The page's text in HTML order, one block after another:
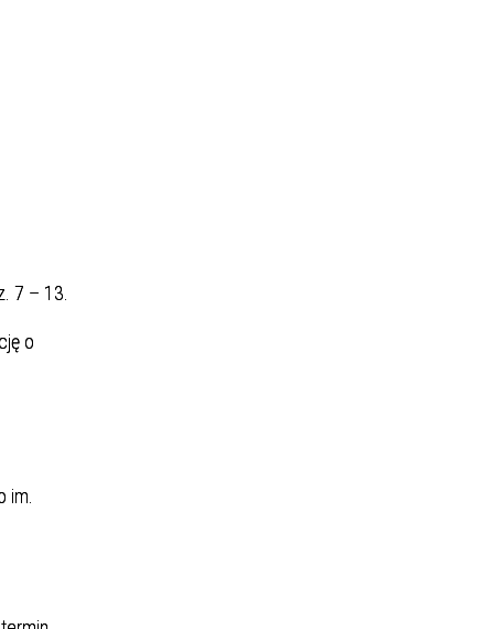
7 – 13.
o
im.